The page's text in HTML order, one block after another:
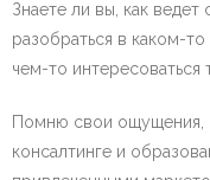
Знаете ли вы, как ведет
разобраться в каком-
чем-то
Помню свои ощущения,
консалтинге и